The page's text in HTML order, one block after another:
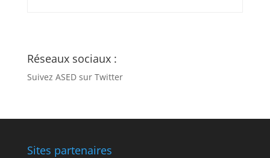
Réseaux sociaux :
Suivez ASED sur Twitter
Sites partenaires